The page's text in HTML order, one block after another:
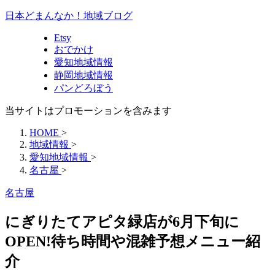
日本どまんなか！地域ブログ
Etsy
おでかけ
愛知地域情報
静岡地域情報
パンどろぼう
当サイトはプロモーションを含みます
HOME >
地域情報 >
愛知地域情報 >
名古屋 >
名古屋
にぎりたてアピタ緑店が6月下旬に
OPEN!待ち時間や混雑予想メニュー紹
介